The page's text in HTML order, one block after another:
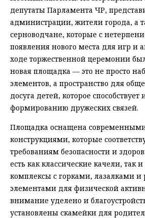
депутаты Парламента ЧР,
администрации, жители города, а
серноводчане, которые с
появления нового места для игр и
ходе торжественной церемонии
новая площадка — это не просто
элементов, а пространство для
досуга детей, которое
формированию дружеских связей.
Площадка оснащена
конструкциями, которые
требованиям безопасности и
есть как классические качели, так
комплексы с горками, лазалками
элементами для физической
внимание уделено и
установлены скамейки для